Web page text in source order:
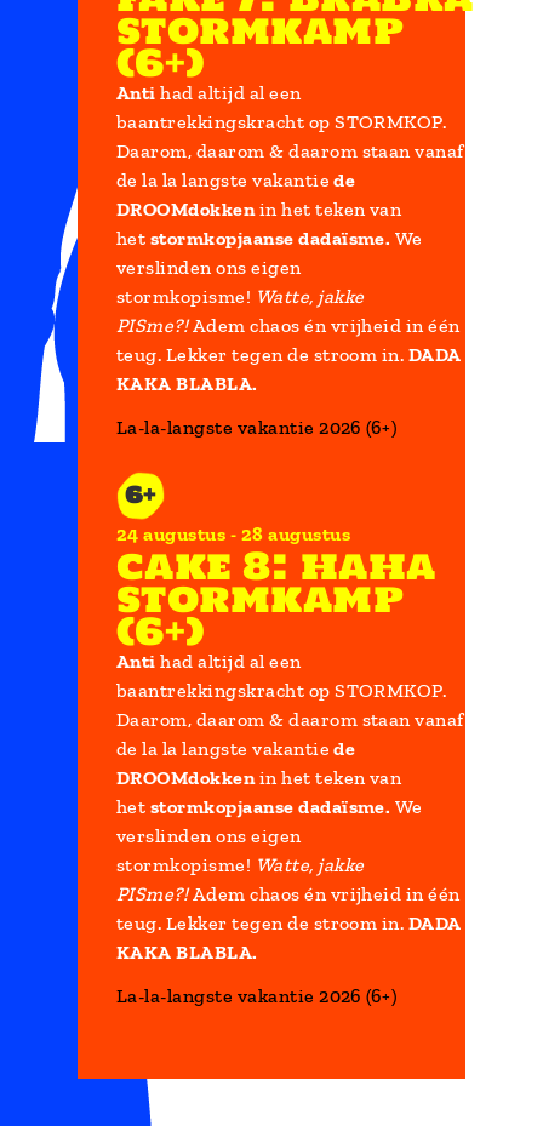
stormkamp
(6+)
Anti had altijd al een
baantrekkingskracht op STORMKOP.
Daarom, daarom & daarom staan vanaf
de la la langste vakantiede
DROOMdokkenin het teken van
het stormkopjaanse dadaïsme. We
verslinden ons eigen
stormkopisme! Watte, jakke
PISme?!Adem chaos én vrijheid in één
teug. Lekker tegen de stroom in. DADA
KAKA BLABLA.
La-la-langste vakantie 2026 (6+)
6+
24 augustus 28 augustus
cake 8: haha
stormkamp
(6+)
Anti had altijd al een
baantrekkingskracht op STORMKOP.
Daarom, daarom & daarom staan vanaf
de la la langste vakantiede
DROOMdokkenin het teken van
het stormkopjaanse dadaïsme. We
verslinden ons eigen
stormkopisme! Watte, jakke
PISme?!Adem chaos én vrijheid in één
teug. Lekker tegen de stroom in. DADA
KAKA BLABLA.
La-la-langste vakantie 2026 (6+)